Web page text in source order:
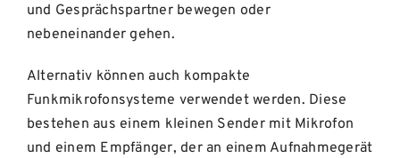
und Gesprächspartner bewegen oder
nebeneinander gehen.
Alternativ können auch kompakte
Funkmikrofonsysteme verwendet werden. Diese
bestehen aus einem kleinen Sender mit Mikrofon
und einem Empfänger, der an einem Aufnahmegerät